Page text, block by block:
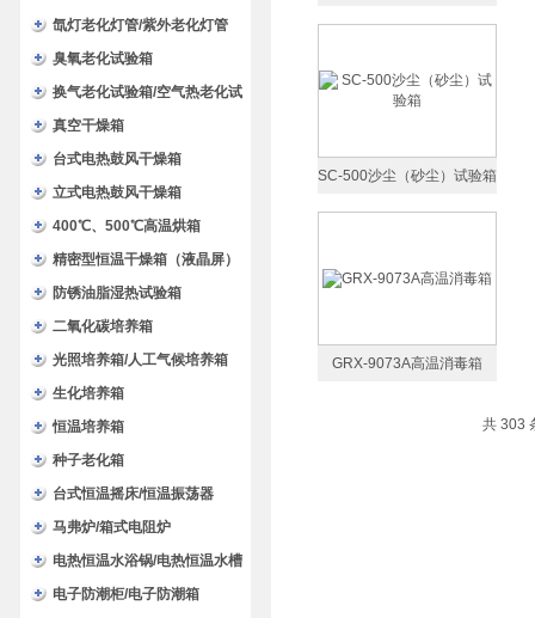
氙灯老化灯管/紫外老化灯管
（耗材）
臭氧老化试验箱
换气老化试验箱/空气热老化试
验箱
真空干燥箱
台式电热鼓风干燥箱
立式电热鼓风干燥箱
400℃、500℃高温烘箱
精密型恒温干燥箱（液晶屏）
防锈油脂湿热试验箱
二氧化碳培养箱
光照培养箱/人工气候培养箱
生化培养箱
恒温培养箱
种子老化箱
台式恒温摇床/恒温振荡器
马弗炉/箱式电阻炉
电热恒温水浴锅/电热恒温水槽
电子防潮柜/电子防潮箱
SC-500沙尘（砂尘）试验箱
GRX-9073A高温消毒箱
共 303